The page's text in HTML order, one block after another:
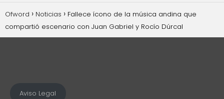
Ofword Noticias
Fallece ícono de la música andina que
compartió escenario con Juan Gabriel y Rocío Dúrcal
Aviso Legal